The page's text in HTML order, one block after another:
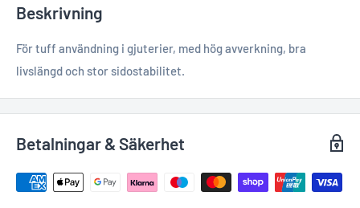
Beskrivning
För tuff användning i gjuterier, med hög avverkning, bra
livslängd och stor sidostabilitet.
Betalningar & Säkerhet